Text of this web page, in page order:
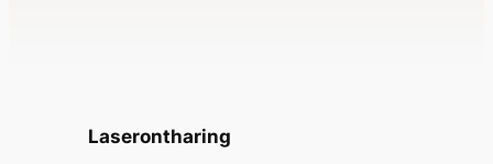
Laserontharing